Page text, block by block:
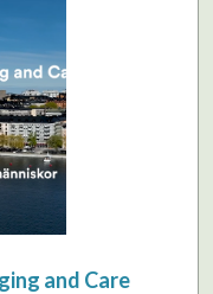
and Care